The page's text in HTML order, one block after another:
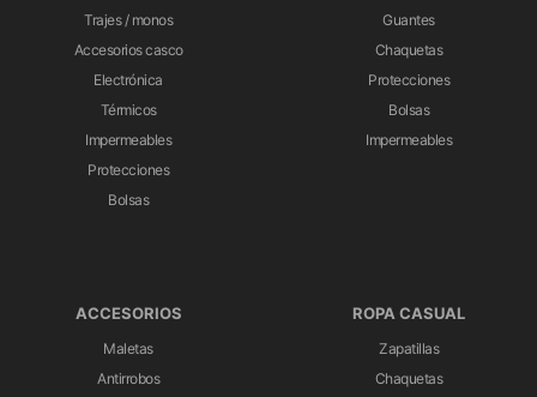
Trajes / monos
Accesorios casco
Electrónica
Térmicos
Impermeables
Protecciones
Bolsas
Guantes
Chaquetas
Protecciones
Bolsas
Impermeables
ACCESORIOS
Maletas
Antirrobos
ROPA CASUAL
Zapatillas
Chaquetas